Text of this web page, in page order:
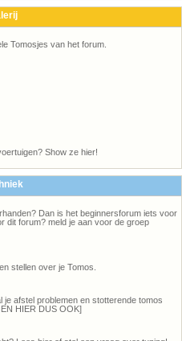
Tomosjes van het forum.
Show ze hier!
Dan is het beginnersforum iets voor
dit forum? meld je aan voor de groep
stellen over je Tomos.
je afstel problemen en stotterende tomos
HIER DUS OOK]